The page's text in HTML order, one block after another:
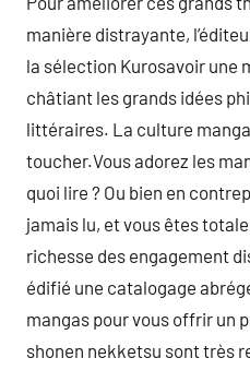
manière distrayante,
la sélection Kurosavoir une
châtiant les grands idées
littéraires. La culture manga
toucher.Vous adorez les
quoi lire ? Ou bien en
jamais lu, et vous êtes
richesse des engagement
édifié une catalogage
mangas pour vous offrir un
shonen nekketsu sont très